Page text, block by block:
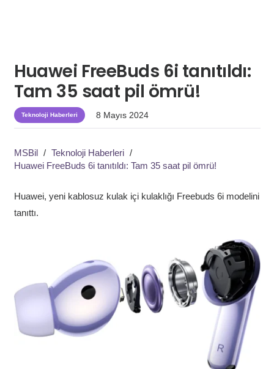
Huawei FreeBuds 6i tanıtıldı:
Tam 35 saat pil ömrü!
Teknoloji Haberleri 8 Mayıs 2024
MSBil / Teknoloji Haberleri /
Huawei FreeBuds 6i tanıtıldı: Tam 35 saat pil ömrü!
Huawei, yeni kablosuz kulak içi kulaklığı Freebuds 6i modelini
tanıttı.